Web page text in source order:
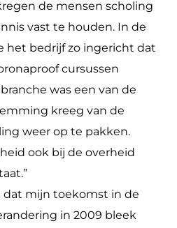
de mensen scholing
vast te houden. In de
het bedrijf zo ingericht dat
cursussen
was een van de
kreeg van de
weer op te pakken.
ook bij de overheid
dat mijn toekomst in de
in 2009 bleek